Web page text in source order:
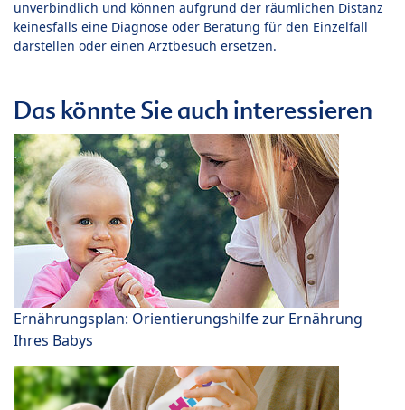
unverbindlich und können aufgrund der räumlichen Distanz
keinesfalls eine Diagnose oder Beratung für den Einzelfall
darstellen oder einen Arztbesuch ersetzen.
Das könnte Sie auch interessieren
Ernährungsplan: Orientierungshilfe zur Ernährung
Ihres Babys